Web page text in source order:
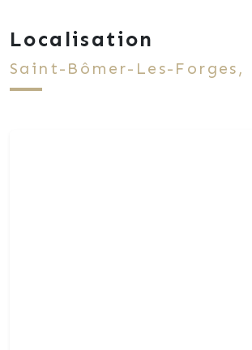
Localisation
Saint-Bômer-Les-Forges,